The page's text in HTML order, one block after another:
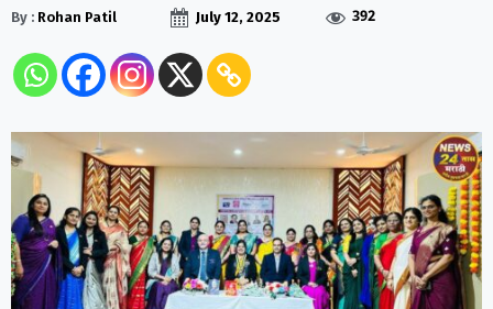
By : Rohan Patil July 12, 2025 392